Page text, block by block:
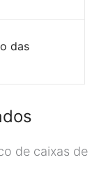
das
de caixas de